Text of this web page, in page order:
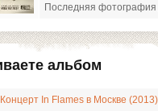
Последняя фотография
альбом
Концерт In Flames в Москве (2013)